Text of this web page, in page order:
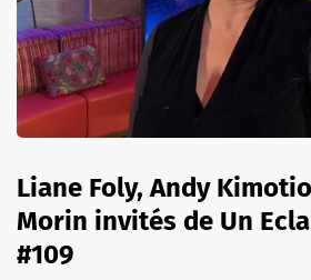
Liane Foly, Andy
Morin invités de Un
#109